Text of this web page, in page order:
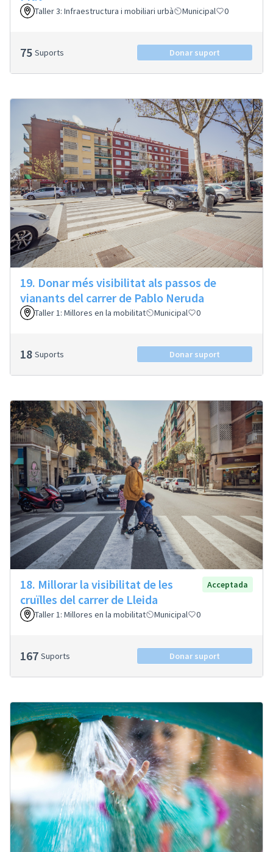
Taller 3: Infraestructura i mobiliari urbà Municipal 0
75 Suports Donar suport
19. Donar més visibilitat als passos de
vianants del carrer de Pablo Neruda
Taller 1: Millores en la mobilitat Municipal 0
18 Suports Donar suport
18. Millorar la visibilitat de les
cruïlles del carrer de Lleida
Acceptada
Taller 1: Millores en la mobilitat Municipal 0
167 Suports Donar suport